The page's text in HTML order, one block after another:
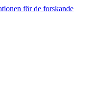
för de forskande